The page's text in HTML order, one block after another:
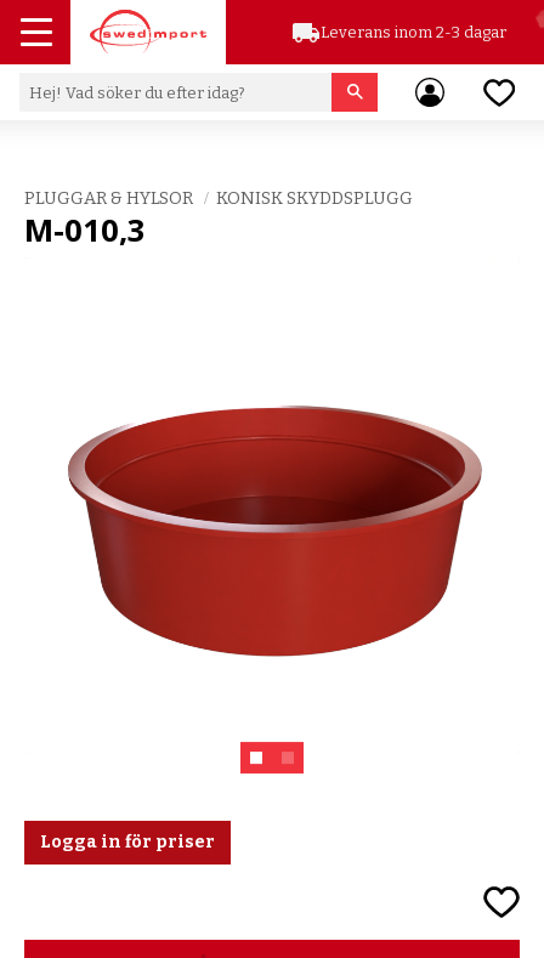
Meny
local_shippingLeverans inom 2-3 dagar
PLUGGAR & HYLSOR KONISK SKYDDSPLUGG
M-010,3
Logga in för priser
Lägg